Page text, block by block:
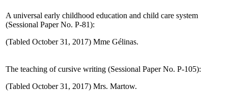
A universal early childhood education and child care system
(Sessional Paper No. P-81):
(Tabled October 31, 2017) Mme Gélinas.
The teaching of cursive writing (Sessional Paper No. P-105):
(Tabled October 31, 2017) Mrs. Martow.